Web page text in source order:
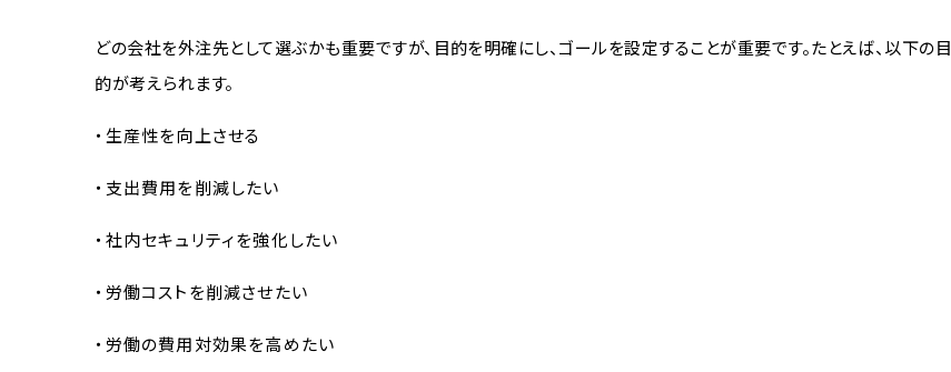
どの会社を外注先として選ぶかも重要ですが、目的を明確にし、ゴールを設定することが重要です。たとえば、以下の目
的が考えられます。
・生産性を向上させる
・支出費用を削減したい
・社内セキュリティを強化したい
・労働コストを削減させたい
・労働の費用対効果を高めたい